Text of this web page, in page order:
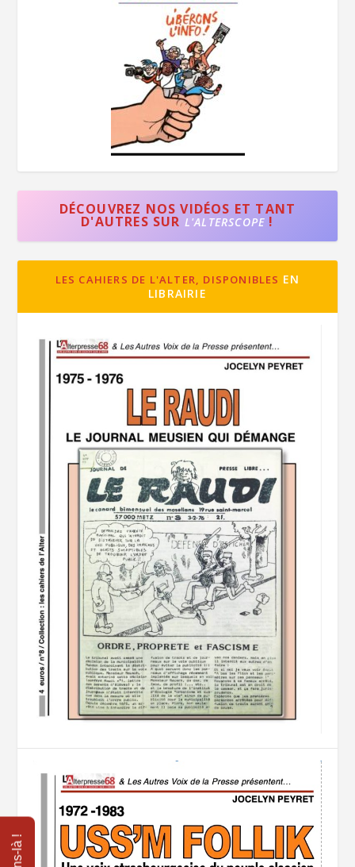
DÉCOUVREZ NOS VIDÉOS ET TANT
D'AUTRES SUR L'ALTERSCOPE !
LES CAHIERS DE L'ALTER, DISPONIBLES EN
LIBRAIRIE